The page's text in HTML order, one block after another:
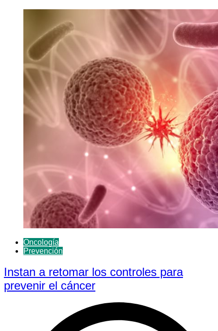
Oncología
Prevención
Instan a retomar los controles para
prevenir el cáncer